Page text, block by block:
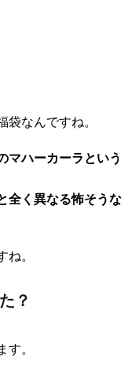
袋なんですね。
マハーカーラという
全く異なる怖そうな
ね。
？
す。